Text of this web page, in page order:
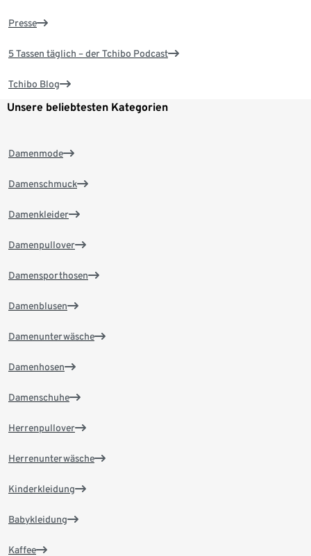
Presse
5 Tassen täglich – der Tchibo Podcast
Tchibo Blog
Unsere beliebtesten Kategorien
Damenmode
Damenschmuck
Damenkleider
Damenpullover
Damensporthosen
Damenblusen
Damenunterwäsche
Damenhosen
Damenschuhe
Herrenpullover
Herrenunterwäsche
Kinderkleidung
Babykleidung
Kaffee